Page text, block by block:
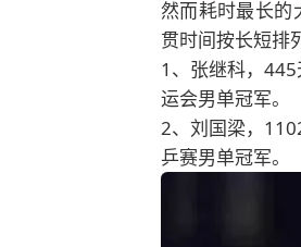
然而耗时最长的
贯时间按长短排
1、张继科，
运会男单冠军。
2、刘国梁，
乒赛男单冠军。